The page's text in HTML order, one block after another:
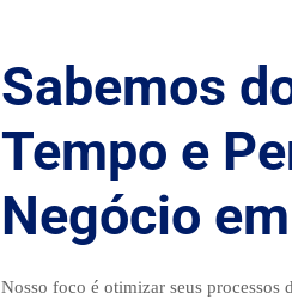
Sabemos
Tempo e
Negócio
Nosso foco é otimizar seus processos